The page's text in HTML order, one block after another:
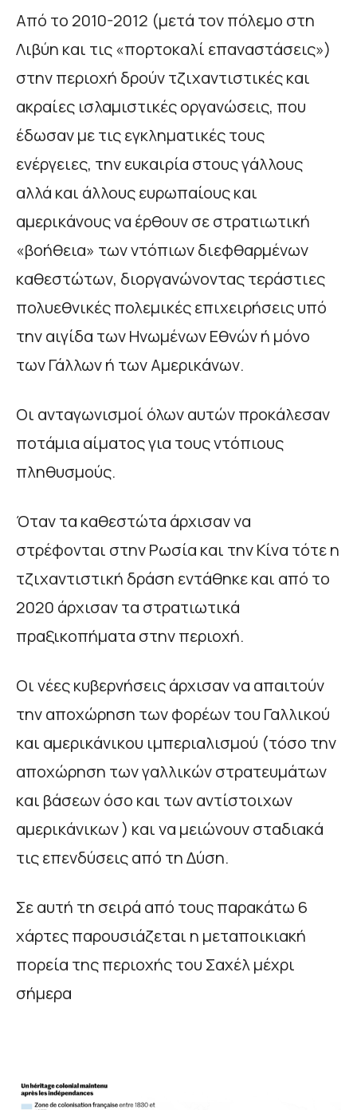
Από το 2010-2012 (μετά τον πόλεμο στη
Λιβύη και τις «πορτοκαλί επαναστάσεις»)
στην περιοχή δρούν τζιχαντιστικές και
ακραίες ισλαμιστικές οργανώσεις, που
έδωσαν με τις εγκληματικές τους
ενέργειες, την ευκαιρία στους γάλλους
αλλά και άλλους ευρωπαίους και
αμερικάνους να έρθουν σε στρατιωτική
«βοήθεια» των ντόπιων διεφθαρμένων
καθεστώτων, διοργανώνοντας τεράστιες
πολυεθνικές πολεμικές επιχειρήσεις υπό
την αιγίδα των Ηνωμένων Εθνών ή μόνο
των Γάλλων ή των Αμερικάνων.
Οι ανταγωνισμοί όλων αυτών προκάλεσαν
ποτάμια αίματος για τους ντόπιους
πληθυσμούς.
Όταν τα καθεστώτα άρχισαν να
στρέφονται στην Ρωσία και την Κίνα τότε η
τζιχαντιστική δράση εντάθηκε και από το
2020 άρχισαν τα στρατιωτικά
πραξικοπήματα στην περιοχή.
Οι νέες κυβερνήσεις άρχισαν να απαιτούν
την αποχώρηση των φορέων του Γαλλικού
και αμερικάνικου ιμπεριαλισμού (τόσο την
αποχώρηση των γαλλικών στρατευμάτων
και βάσεων όσο και των αντίστοιχων
αμερικάνικων ) και να μειώνουν σταδιακά
τις επενδύσεις από τη Δύση.
Σε αυτή τη σειρά από τους παρακάτω 6
χάρτες παρουσιάζεται η μεταποικιακή
πορεία της περιοχής του Σαχέλ μέχρι
σήμερα